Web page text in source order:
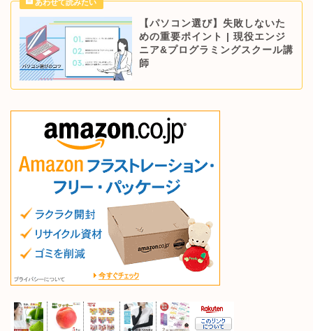
【パソコン選び】失敗しないた
めの重要ポイント | 現役エンジ
ニア&プログラミングスクール講
師